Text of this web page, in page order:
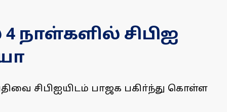
நாள்களில் சிபிஐ
சிபிஐயிடம் பாஜக பகிா்ந்து கொள்ள